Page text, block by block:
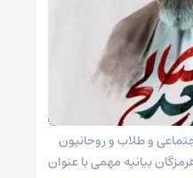
و طلاب و روحانیون
بیانیه مهمی با عنوان